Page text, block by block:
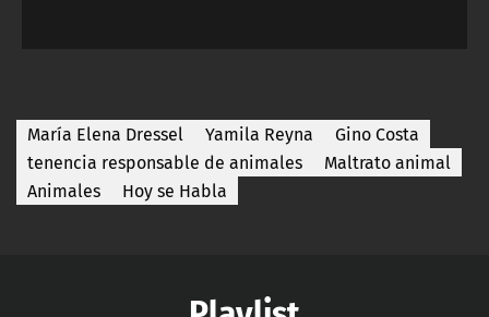
María Elena Dressel Yamila Reyna
Gino Costa
tenencia responsable de animales
Maltrato animal
Animales
Hoy se Habla